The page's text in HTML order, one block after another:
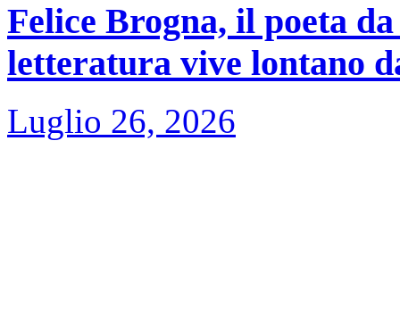
Felice Brogna, il poeta
letteratura vive lontano
Luglio 26, 2026